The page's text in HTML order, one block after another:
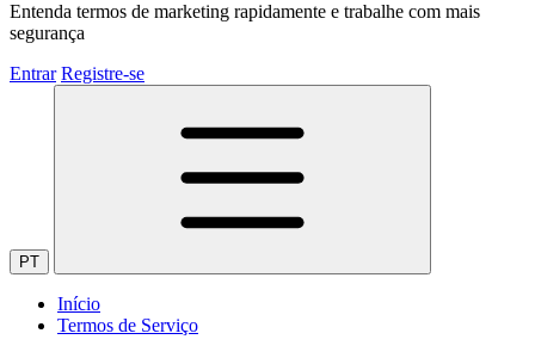
Entenda termos de marketing rapidamente e trabalhe com mais
segurança
Entrar Registre-se
PT
Início
Termos de Serviço